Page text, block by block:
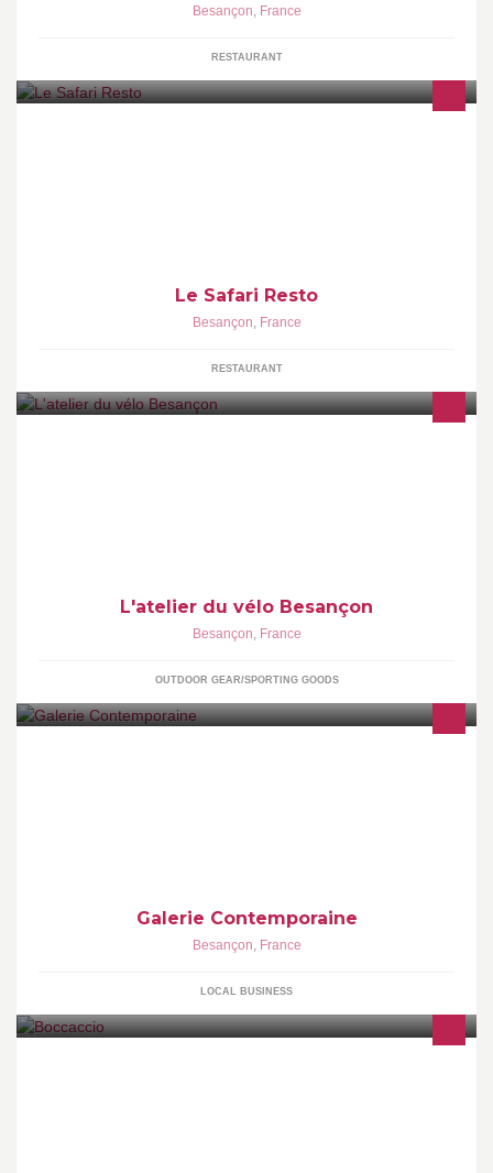
Besançon, France
RESTAURANT
Le Safari Resto
Besançon, France
RESTAURANT
L'atelier du vélo Besançon
Besançon, France
OUTDOOR GEAR/SPORTING GOODS
Galerie Contemporaine
Besançon, France
LOCAL BUSINESS